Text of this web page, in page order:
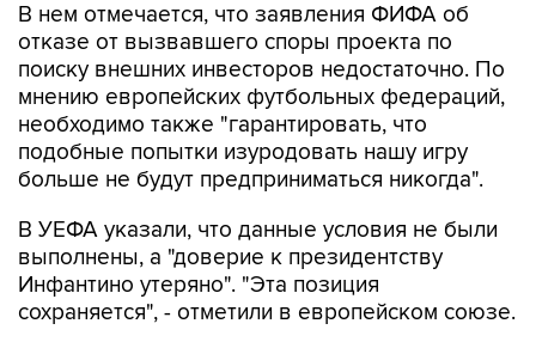
В нем отмечается, что заявления ФИФА об
отказе от вызвавшего споры проекта по
поиску внешних инвесторов недостаточно. По
мнению европейских футбольных федераций,
необходимо также "гарантировать, что
подобные попытки изуродовать нашу игру
больше не будут предприниматься никогда".
В УЕФА указали, что данные условия не были
выполнены, а "доверие к президентству
Инфантино утеряно". "Эта позиция
сохраняется", - отметили в европейском союзе.